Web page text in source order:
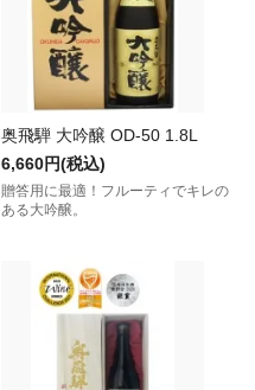
奥飛騨 大吟醸 OD-50 1.8L
6,660円(税込)
贈答用に最適！フルーティでキレの
ある大吟醸。